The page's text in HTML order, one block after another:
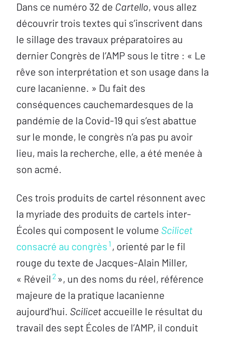
Dans ce numéro 32 de Cartello, vous allez
découvrir trois textes qui s’inscrivent dans
le sillage des travaux préparatoires au
dernier Congrès de l’AMP sous le titre : « Le
rêve son interprétation et son usage dans la
cure lacanienne. » Du fait des
conséquences cauchemardesques de la
pandémie de la Covid-19 qui s’est abattue
sur le monde, le congrès n’a pas pu avoir
lieu, mais la recherche, elle, a été menée à
son acmé.
Ces trois produits de cartel résonnent avec
la myriade des produits de cartels inter-
Écoles qui composent le volume Scilicet
consacré au congrès 1 , orienté par le fil
rouge du texte de Jacques-Alain Miller,
« Réveil 2 », un des noms du réel, référence
majeure de la pratique lacanienne
aujourd’hui. Scilicet accueille le résultat du
travail des sept Écoles de l’AMP, il conduit